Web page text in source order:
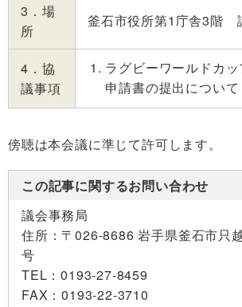
3．場
所
釜石市役所第1庁舎3階
4．協
議事項
ラグビーワールドカ
申請書の提出について
傍聴は本会議に準じて許可します。
この記事に関するお問い合わせ
議会事務局
住所： 〒026-8686 岩手県釜石市只
号
TEL：0193-27-8459
FAX：0193-22-3710